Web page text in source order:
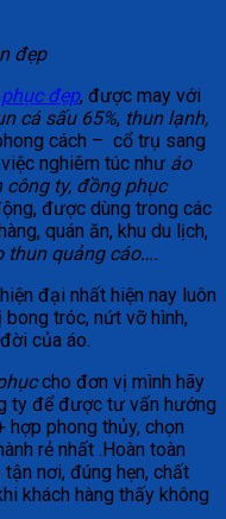
đẹp
đẹp, được may với
cá sấu 65%, thun lạnh,
cách – cổ trụ sang
nghiêm túc như áo
ty, đồng phục
được dùng trong các
quán ăn, khu du lịch,
thun quảng cáo….
đại nhất hiện nay luôn
tróc, nứt vỡ hình,
của áo.
cho đơn vị mình hãy
ty để được tư vấn hướng
phong thủy, chọn
rẻ nhất .Hoàn toàn
nơi, đúng hẹn, chất
khách hàng thấy không